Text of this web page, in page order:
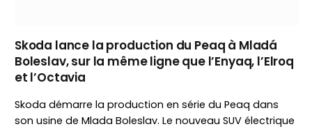
Skoda lance la production du Peaq à Mladá
Boleslav, sur la même ligne que l’Enyaq, l’Elroq
et l’Octavia
Skoda démarre la production en série du Peaq dans
son usine de Mlada Boleslav. Le nouveau SUV électrique